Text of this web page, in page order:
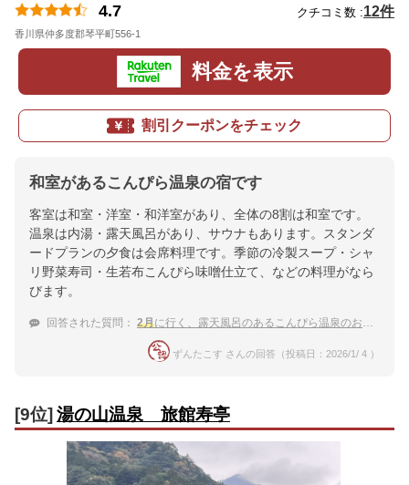
4.7 クチコミ数 :12件
香川県仲多度郡琴平町556-1
料金を表示
割引クーポンをチェック
和室があるこんぴら温泉の宿です
客室は和室・洋室・和洋室があり、全体の8割は和室です。
温泉は内湯・露天風呂があり、サウナもあります。スタンダ
ードプランの夕食は会席料理です。季節の冷製スープ・シャ
リ野菜寿司・生若布こんぴら味噌仕立て、などの料理がなら
びます。
回答された質問： 2月に行く、露天風呂のあるこんぴら温泉のお宿を教えてください。
ずんたこす さんの回答（投稿日：2026/1/ 4 ）
[9位] 湯の山温泉 旅館寿亭